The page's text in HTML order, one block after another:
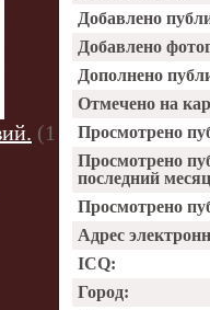
(1
Добавлено
Добавлено
Дополнено
Отмечено на
Просмотрено
Просмотрено
последний
Просмотрено
Адрес
ICQ:
Город: